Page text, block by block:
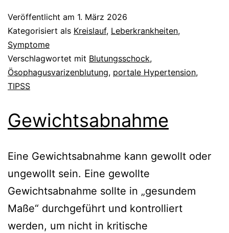
Veröffentlicht am 1. März 2026
Kategorisiert als Kreislauf, Leberkrankheiten,
Symptome
Verschlagwortet mit Blutungsschock,
Ösophagusvarizenblutung, portale Hypertension,
TIPSS
Gewichtsabnahme
Eine Gewichtsabnahme kann gewollt oder
ungewollt sein. Eine gewollte
Gewichtsabnahme sollte in „gesundem
Maße“ durchgeführt und kontrolliert
werden, um nicht in kritische